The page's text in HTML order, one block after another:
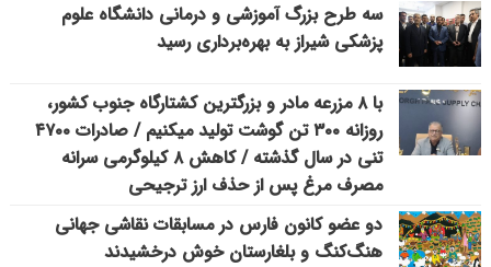
سه طرح بزرگ آموزشی و درمانی دانشگاه علوم
پزشکی شیراز به بهره‌برداری رسید
با ۸ مزرعه مادر و بزرگترین کشتارگاه جنوب کشور،
روزانه ۳۰۰ تن گوشت تولید میکنیم / صادرات ۴۷۰۰
تنی در سال گذشته / کاهش ۸ کیلوگرمی سرانه
مصرف مرغ پس از حذف ارز ترجیحی
دو عضو کانون فارس در مسابقات نقاشی جهانی
هنگ‌کنگ و بلغارستان خوش درخشیدند